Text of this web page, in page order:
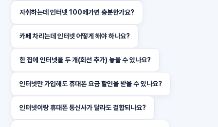
자취하는데 인터넷 100메가면 충분한가요?
카페 차리는데 인터넷 어떻게 해야 하나요?
한 집에 인터넷을 두 개(회선 추가) 놓을 수 있나요?
인터넷만 가입해도 휴대폰 요금 할인을 받을 수 있나요?
인터넷이랑 휴대폰 통신사가 달라도 결합되나요?